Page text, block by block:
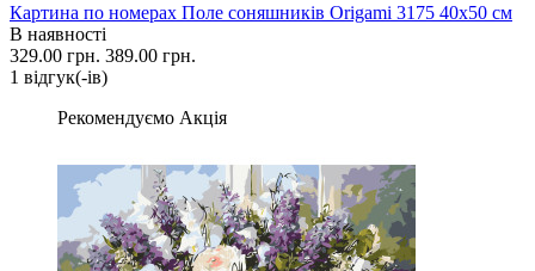
Картина по номерах Поле соняшників Origami 3175 40x50 см
В наявності
329.00 грн. 389.00 грн.
1 вiдгук(-iв)
Рекомендуємо Акція